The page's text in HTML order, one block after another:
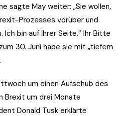
sagte May weiter: „Sie wollen,
Prozesses vorüber und
bin auf Ihrer Seite.“ Ihr Bitte
30. Juni habe sie mit „tiefem
um einen Aufschub des
Brexit um drei Monate
Donald Tusk erklärte